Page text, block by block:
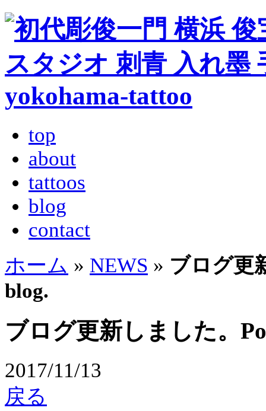
top
about
tattoos
blog
contact
ホーム » NEWS » ブログ更
blog.
ブログ更新しました。
2017/11/13
戻る